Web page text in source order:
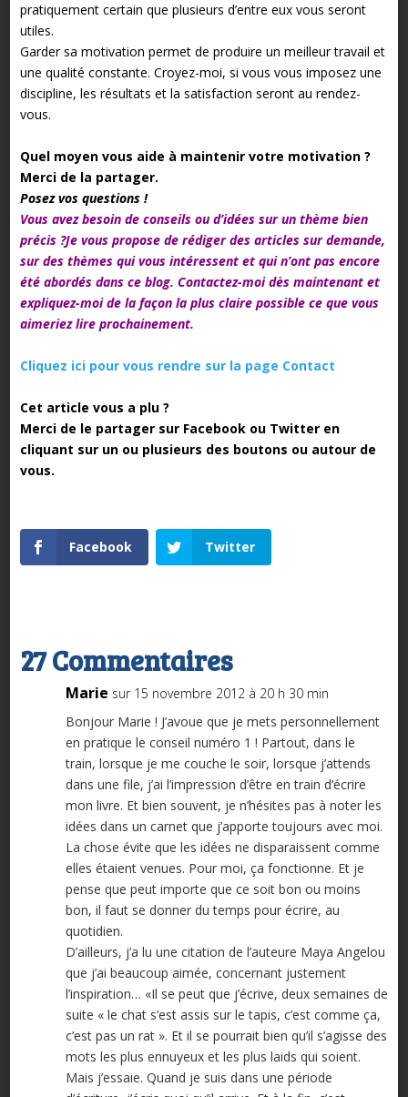
pratiquement certain que plusieurs d’entre eux vous seront
utiles.
Garder sa motivation permet de produire un meilleur travail et
une qualité constante. Croyez-moi, si vous vous imposez une
discipline, les résultats et la satisfaction seront au rendez-
vous.
Quel moyen vous aide à maintenir votre motivation ?
Merci de la partager.
Posez vos questions !
Vous avez besoin de conseils ou d’idéessur un thème bien
précis ?Je vous propose de rédiger des articles sur demande,
sur des thèmes qui vous intéressent et qui n’ont pas encore
été abordés dans ce blog. Contactez-moi dès maintenant et
expliquez-moi de la façon la plus claire possible ce que vous
aimeriez lire prochainement.
Cliquez ici pour vous rendre sur la page Contact
Cet article vous a plu ?
Merci de le partager sur Facebook ou Twitter en
cliquant sur un ou plusieurs des boutons ou autour de
vous.
Facebook Twitter
27 Commentaires
Marie sur 15 novembre 2012 à 20 h 30 min
Bonjour Marie ! J’avoue que je mets personnellement
en pratique le conseil numéro 1 ! Partout, dans le
train, lorsque je me couche le soir, lorsque j’attends
dans une file, j’ai l’impression d’être en train d’écrire
mon livre. Et bien souvent, je n’hésites pas à noter les
idées dans un carnet que j’apporte toujours avec moi.
La chose évite que les idées ne disparaissent comme
elles étaient venues. Pour moi, ça fonctionne. Et je
pense que peut importe que ce soit bon ou moins
bon, il faut se donner du temps pour écrire, au
quotidien.
D’ailleurs, j’a lu une citation de l’auteure Maya Angelou
que j’ai beaucoup aimée, concernant justement
l’inspiration… «Il se peut que j’écrive, deux semaines de
suite « le chat s’est assis sur le tapis, c’est comme ça,
c’est pas un rat ». Et il se pourrait bien qu’il s’agisse des
mots les plus ennuyeux et les plus laids qui soient.
Mais j’essaie. Quand je suis dans une période